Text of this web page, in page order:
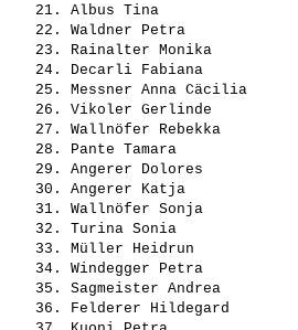
   21.
Albus Tina
   22.
Waldner Petra
   23.
Rainalter Monika
   24.
Decarli Fabiana
   25.
Messner Anna Cäcilia
   26.
Vikoler Gerlinde
   27.
Wallnöfer Rebekka
   28.
Pante Tamara
   29.
Angerer Dolores
   30.
Angerer Katja
   31.
Wallnöfer Sonja
   32.
Turina Sonia
   33.
Müller Heidrun
   34.
Windegger Petra
   35.
Sagmeister Andrea
   36.
Felderer Hildegard